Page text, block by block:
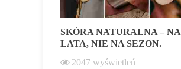
SKÓRA NATURALNA – NA
LATA, NIE NA SEZON.
2047 wyświetleń